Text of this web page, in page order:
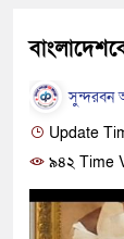
সুন্দরবন
Update
৯৪২ Time